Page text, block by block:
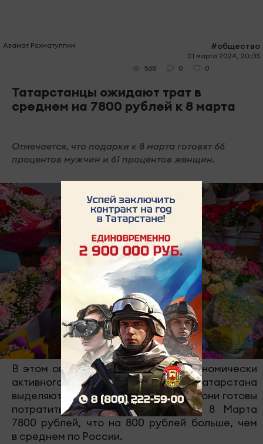
Азамат Рахматуллин #общество
01 марта 2024, 20:35
568
0 0
Татарстанцы ожидают трат в
среднем на 7800 рублей к 8 марта
Отмечается, что подарки к 8 марта готовят 66
процентов мужчин и 61 процентов женщин.
В этом опросе SuperJob, среди экономически
активного населения, жители Татарстана
выделяются щедростью: в среднем они готовы
потратить на подарки и цветы к 8 Марта
7800 рублей, что на 800 рублей больше, чем
в среднем по России.